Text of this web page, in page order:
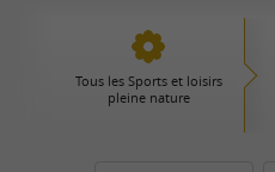
Tous les Sports et loisirs
pleine nature